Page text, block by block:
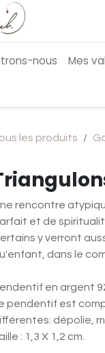
nous Mes
les produits
rencontre
et de
y verront
dans le
en argent
pendentif est
dépolie,
: 1,3 X 1,2 cm.